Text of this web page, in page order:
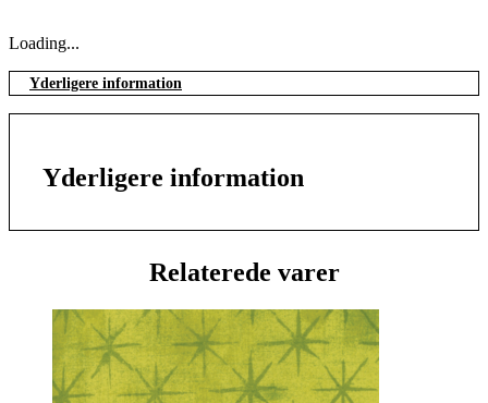
Loading...
Yderligere information
Yderligere information
Relaterede varer